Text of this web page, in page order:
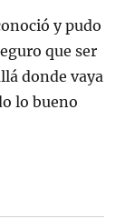
y pudo
que ser
donde vaya
lo bueno